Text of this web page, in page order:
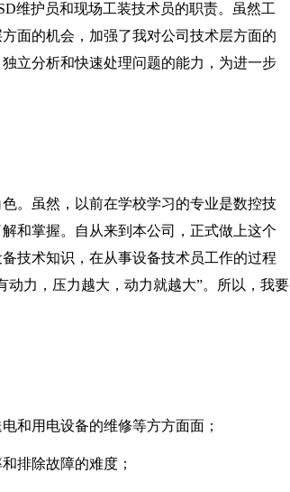
维护员和现场工装技术员的职责。虽然工
面的机会，加强了我对公司技术层方面的
立分析和快速处理问题的能力，为进一步
虽然，以前在学校学习的专业是数控技
和掌握。自从来到本公司，正式做上这个
技术知识，在从事设备技术员工作的过程
力，压力越大，动力就越大”。所以，我要
用电设备的维修等方方面面；
排除故障的难度；